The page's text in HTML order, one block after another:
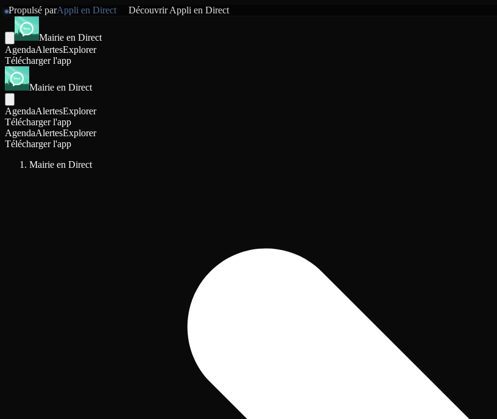
Propulsé parAppli en Direct DécouvrirAppli en Direct
Mairie en Direct
AgendaAlertesExplorer
Télécharger l'app
Mairie en Direct
AgendaAlertesExplorer
Télécharger l'app
AgendaAlertesExplorer
Télécharger l'app
Mairie en Direct